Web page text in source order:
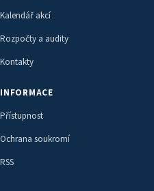
Kalendář akcí
Rozpočty a audity
Kontakty
INFORMACE
Přístupnost
Ochrana soukromí
RSS